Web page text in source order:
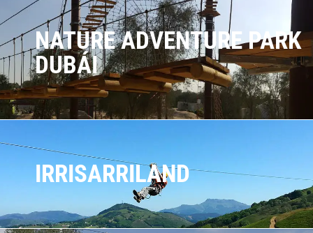
NATURE ADVENTURE PARK
DUBÁI
IRRISARRILAND